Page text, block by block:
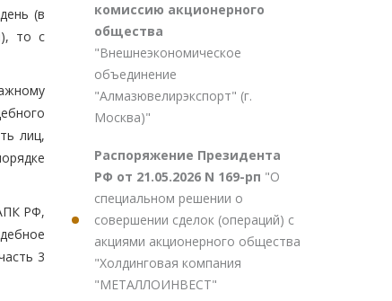
(в
то с
лиц,
РФ,
3
комиссию акционерного
общества
"Внешнеэкономическое
объединение
"Алмазювелирэкспорт" (г.
Москва)"
Распоряжение Президента
РФ от 21.05.2026 N 169-рп "О
специальном решении о
совершении сделок (операций) с
акциями акционерного общества
"Холдинговая компания
"МЕТАЛЛОИНВЕСТ"